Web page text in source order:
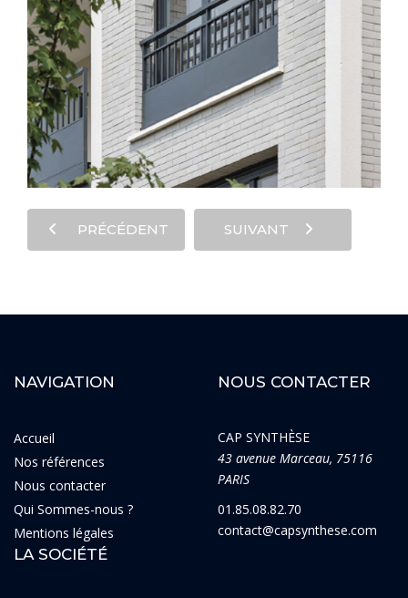
PRÉCÉDENT SUIVANT
NAVIGATION
Accueil
Nos références
Nous contacter
Qui Sommes-nous ?
Mentions légales
NOUS CONTACTER
CAP SYNTHÈSE
43 avenue Marceau, 75116
PARIS
01.85.08.82.70
contact@capsynthese.com
LA SOCIÉTÉ